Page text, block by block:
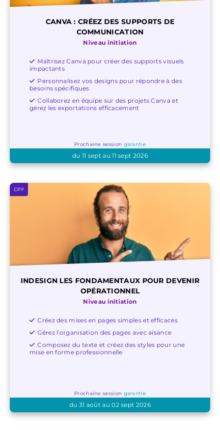
CANVA : CRÉEZ DES SUPPORTS DE
COMMUNICATION
Niveau initiation
Maîtrisez Canva pour créer des supports visuels
impactants
Personnalisez vos designs pour répondre à des
besoins spécifiques
Collaborez en équipe sur des projets Canva et
gérez les exportations efficacement
Prochaine session garantie
du 11 sept au 11 sept 2026
CPF
INDESIGN LES FONDAMENTAUX POUR DEVENIR
OPÉRATIONNEL
Niveau initiation
Créez des mises en pages simples et efficaces
Gérez l'organisation des pages avec aisance
Composez du texte et créez des styles pour une
mise en forme professionnelle
Prochaine session garantie
du 31 août au 02 sept 2026